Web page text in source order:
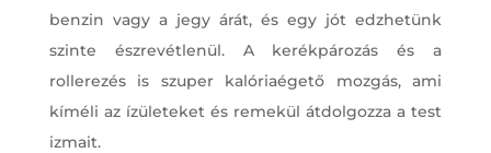
benzin vagy a jegy árát, és egy jót edzhetünk
szinte észrevétlenül. A kerékpározás és a
rollerezés is szuper kalóriaégető mozgás, ami
kíméli az ízületeket és remekül átdolgozza a test
izmait.